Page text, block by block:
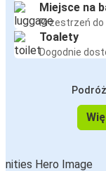
Miejsce na
Przestrzeń
Toalety
Dogodnie